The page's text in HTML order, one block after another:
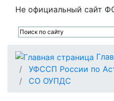
Не официальный сайт
УФССП России по
СО ОУПДС